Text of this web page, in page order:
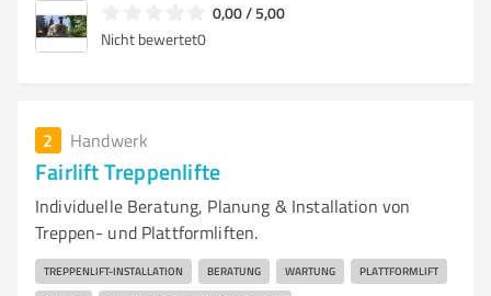
0,00 / 5,00
Nicht bewertet0
2 Handwerk
Fairlift Treppenlifte
Individuelle Beratung, Planung & Installation von
Treppen- und Plattformliften.
TREPPENLIFT-INSTALLATION BERATUNG WARTUNG PLATTFORMLIFT